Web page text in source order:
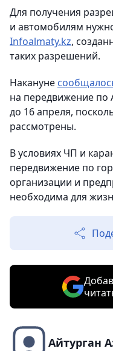
Для получения
и автомобилям
Infoalmaty.kz,
таких разрешений.
Накануне
на передвижение по
до 16 апреля,
рассмотрены.
В условиях ЧП и
передвижение по
организации и
необходима для
Айтурган